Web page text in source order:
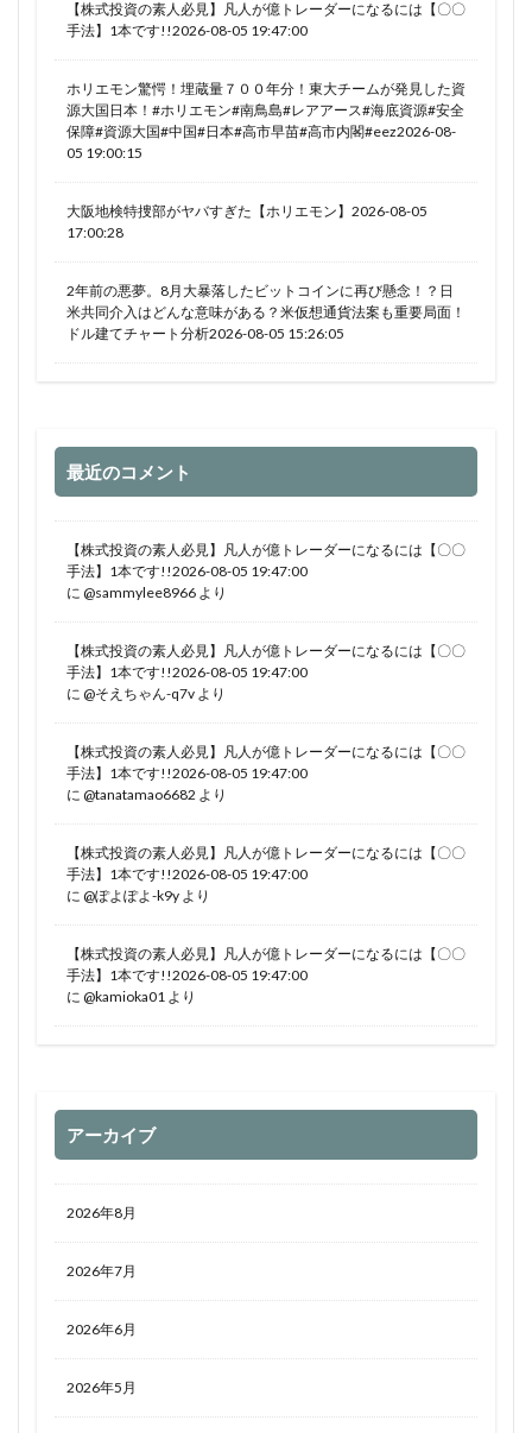
【株式投資の素人必見】凡人が億トレーダーになるには【〇〇
手法】1本です!!2026-08-05 19:47:00
ホリエモン驚愕！埋蔵量７００年分！東大チームが発見した資
源大国日本！#ホリエモン#南鳥島#レアアース#海底資源#安全
保障#資源大国#中国#日本#高市早苗#高市内閣#eez2026-08-
05 19:00:15
大阪地検特捜部がヤバすぎた【ホリエモン】2026-08-05
17:00:28
2年前の悪夢。8月大暴落したビットコインに再び懸念！？日
米共同介入はどんな意味がある？米仮想通貨法案も重要局面！
ドル建てチャート分析2026-08-05 15:26:05
最近のコメント
【株式投資の素人必見】凡人が億トレーダーになるには【〇〇
手法】1本です!!2026-08-05 19:47:00
に @sammylee8966 より
【株式投資の素人必見】凡人が億トレーダーになるには【〇〇
手法】1本です!!2026-08-05 19:47:00
に @そえちゃん-q7v より
【株式投資の素人必見】凡人が億トレーダーになるには【〇〇
手法】1本です!!2026-08-05 19:47:00
に @tanatamao6682 より
【株式投資の素人必見】凡人が億トレーダーになるには【〇〇
手法】1本です!!2026-08-05 19:47:00
に @ぽよぽよ-k9y より
【株式投資の素人必見】凡人が億トレーダーになるには【〇〇
手法】1本です!!2026-08-05 19:47:00
に @kamioka01 より
アーカイブ
2026年8月
2026年7月
2026年6月
2026年5月